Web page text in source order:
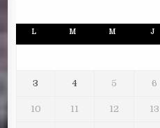
L M M J
3 4 5 6
10 11 12 13